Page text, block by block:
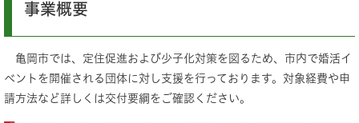
事業概要
亀岡市では、定住促進および少子化対策を図るため、市内で婚活イ
ベントを開催される団体に対し支援を行っております。対象経費や申
請方法など詳しくは交付要綱をご確認ください。